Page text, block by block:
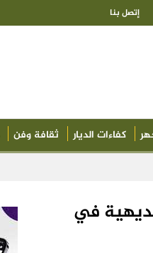
إتصل بنا
كفاءات الديار ثقافة وفن
في